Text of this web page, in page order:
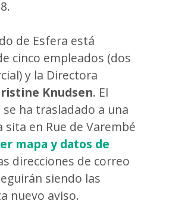
de Esfera está
cinco empleados (dos
y la Directora
Knudsen. El
ha trasladado a una
sita en Rue de Varembé
mapa y datos de
direcciones de correo
siendo las
nuevo aviso.